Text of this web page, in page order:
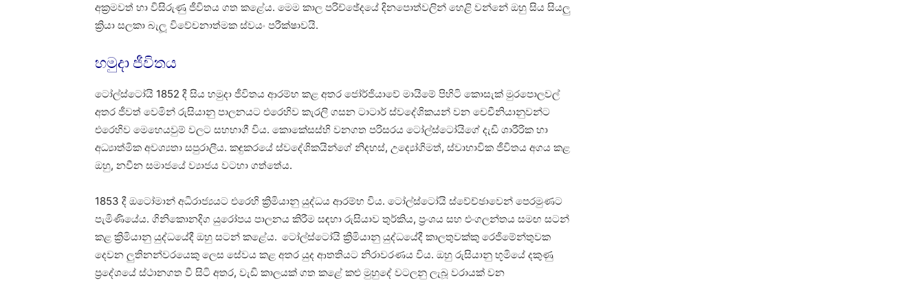
අක්‍රමවත් හා විසිරුණු ජීවිතය ගත කළේය. මෙම කාල පරිච්ඡේදයේ දිනපොත්වලින් හෙළි වන්නේ ඔහු සිය සියලු
ක්‍රියා සලකා බැලූ විවේචනාත්මක ස්වයං පරීක්ෂාවයි.
හමුදා ජීවිතය
ටෝල්ස්ටෝයි 1852 දී සිය හමුදා ජීවිතය ආරම්භ කළ අතර ජෝර්ජියාවේ මායිමේ පිහිටි කොසැක් මුරපොලවල්
අතර ජීවත් වෙමින් රුසියානු පාලනයට එරෙහිව කැරලි ගසන ටාටාර් ස්වදේශිකයන් වන චෙචීනියානුවන්ට
එරෙහිව මෙහෙයවුම් වලට සහභාගී විය. කොකේසස්හි වනගත පරිසරය ටෝල්ස්ටෝයිගේ දැඩි ශාරීරික හා
අධ්‍යාත්මික අවශ්‍යතා සපුරාලීය. කඳුකරයේ ස්වදේශිකයින්ගේ නිදහස්, උද්‍යෝගිමත්, ස්වාභාවික ජීවිතය අගය කළ
ඔහු, නවීන සමාජයේ ව්‍යාජය වටහා ගත්තේය.
1853 දී ඔටෝමාන් අධිරාජ්‍යයට එරෙහි ක්‍රිමියානු යුද්ධය ආරම්භ විය. ටෝල්ස්ටෝයි ස්වේච්ඡාවෙන් පෙරමුණට
පැමිණියේය. ගිනිකොනදිග යුරෝපය පාලනය කිරීම සඳහා රුසියාව තුර්කිය, ප්‍රංශය සහ එංගලන්තය සමඟ සටන්
කළ ක්‍රිමියානු යුද්ධයේදී ඔහු සටන් කළේය. ටෝල්ස්ටෝයි ක්‍රිමියානු යුද්ධයේදී කාලතුවක්කු රෙජිමේන්තුවක
දෙවන ලුතිනන්වරයෙකු ලෙස සේවය කළ අතර යුද ආතතියට නිරාවරණය විය. ඔහු රුසියානු භූමියේ දකුණු
ප්‍රදේශයේ ස්ථානගත වී සිටි අතර, වැඩි කාලයක් ගත කළේ කළු මුහුදේ වටලනු ලැබූ වරායක් වන